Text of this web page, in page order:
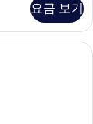
요금 보기